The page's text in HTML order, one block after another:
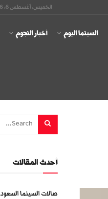
الخميس, أغسطس 6, 2026
السينما اليوم أخبار النجوم
أحدث المقالات